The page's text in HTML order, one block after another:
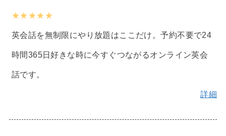
★★★★★
英会話を無制限にやり放題はここだけ。予約不要で24
時間365日好きな時に今すぐつながるオンライン英会
話です。
詳細